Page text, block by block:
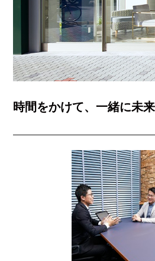
時間をかけて、一緒に未来